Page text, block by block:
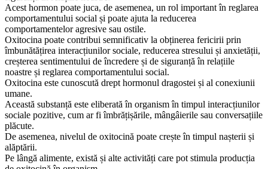
Acest hormon poate juca, de asemenea, un rol important în reglarea
comportamentului social și poate ajuta la reducerea
comportamentelor agresive sau ostile.
Oxitocina poate contribui semnificativ la obținerea fericirii prin
îmbunătățirea interacțiunilor sociale, reducerea stresului și anxietății,
creșterea sentimentului de încredere și de siguranță în relațiile
noastre și reglarea comportamentului social.
Oxitocina este cunoscută drept hormonul dragostei și al conexiunii
umane.
Această substanță este eliberată în organism în timpul interacțiunilor
sociale pozitive, cum ar fi îmbrățișările, mângâierile sau conversațiile
plăcute.
De asemenea, nivelul de oxitocină poate crește în timpul nașterii și
alăptării.
Pe lângă alimente, există și alte activități care pot stimula producția